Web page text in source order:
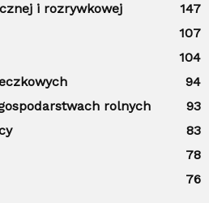
i rozrywkowej
147
107
104
94
rolnych
93
83
78
76